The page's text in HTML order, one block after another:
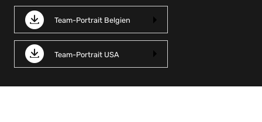
Team-Portrait Belgien
Team-Portrait USA